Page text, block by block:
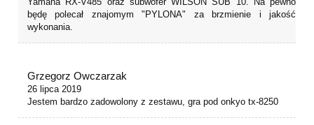
będę polecał znajomym "PYLONA" za brzmienie i jakość
wykonania.
Grzegorz Owczarzak
26 lipca 2019
Jestem bardzo zadowolony z zestawu, gra pod onkyo tx-8250